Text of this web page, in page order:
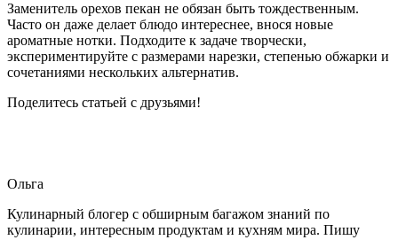
Заменитель орехов пекан не обязан быть тождественным.
Часто он даже делает блюдо интереснее, внося новые
ароматные нотки. Подходите к задаче творчески,
экспериментируйте с размерами нарезки, степенью обжарки и
сочетаниями нескольких альтернатив.
Поделитесь статьей с друзьями!
Ольга
Кулинарный блогер с обширным багажом знаний по
кулинарии, интересным продуктам и кухням мира. Пишу